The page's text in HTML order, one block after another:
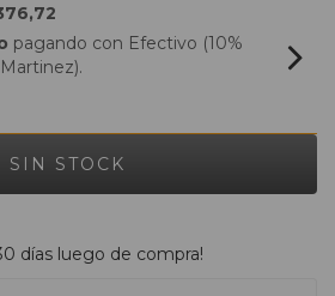
pagando con Efectivo (10%
días luego de compra!